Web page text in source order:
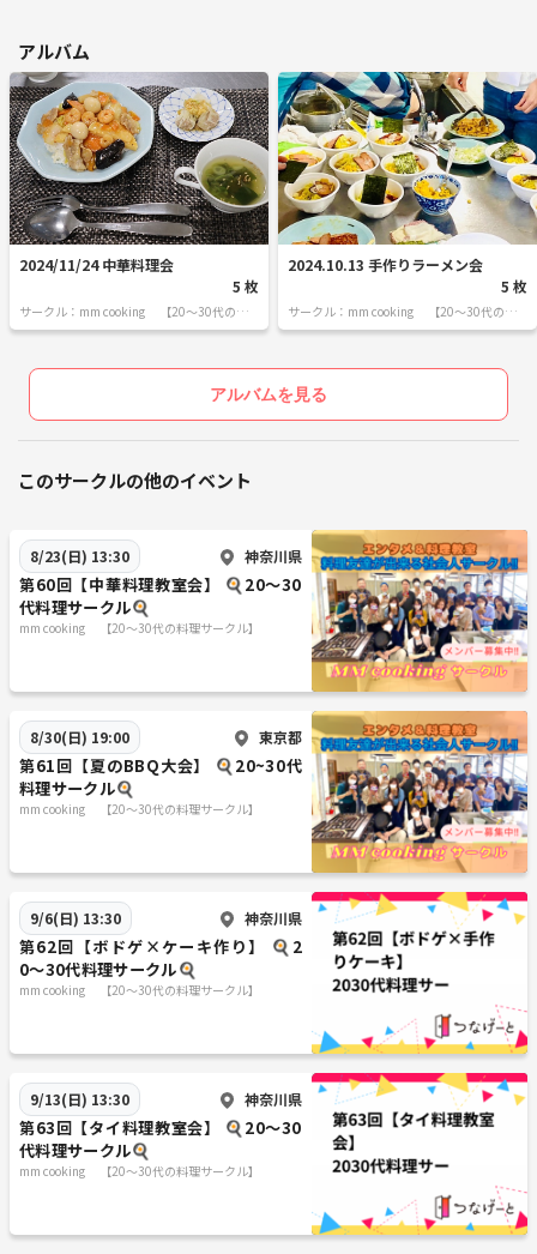
アルバム
2024/11/24 中華料理会
5 枚
サークル：mm cooking 【20～30代の料
理サークル】
2024.10.13 手作りラーメン会
5 枚
サークル：mm cooking 【20～30代の料
理サークル】
アルバムを見る
このサークルの他のイベント
8/23(日) 13:30 神奈川県
第60回【中華料理教室会】 🍳20〜30
代料理サークル🍳
mm cooking 【20～30代の料理サークル】
8/30(日) 19:00 東京都
第61回【夏のBBQ大会】 🍳20~30代
料理サークル🍳
mm cooking 【20～30代の料理サークル】
9/6(日) 13:30 神奈川県
第62回【ボドゲ×ケーキ作り】 🍳2
0〜30代料理サークル🍳
mm cooking 【20～30代の料理サークル】
9/13(日) 13:30 神奈川県
第63回【タイ料理教室会】 🍳20〜30
代料理サークル🍳
mm cooking 【20～30代の料理サークル】